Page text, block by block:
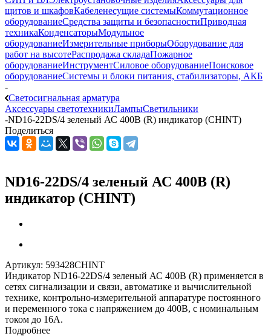
щитов и шкафовКабеленесущие системыКоммутационное
оборудованиеСредства защиты и безопасностиПриводная
техникаКонденсаторыМодульное
оборудованиеИзмерительные приборыОборудование для
работ на высотеРаспродажа складаПожарное
оборудованиеИнструментСиловое оборудованиеПоисковое
оборудованиеСистемы и блоки питания, стабилизаторы, АКБ
-
Светосигнальная арматура
Аксессуары светотехникиЛампыСветильники
-ND16-22DS/4 зеленый АС 400В (R) индикатор (CHINT)
Поделиться
ND16-22DS/4 зеленый АС 400В (R)
индикатор (CHINT)
Артикул: 593428CHINT
Индикатор ND16-22DS/4 зеленый АС 400В (R) применяется в
сетях сигнализации и связи, автоматике и вычислительной
технике, контрольно-измерительной аппаратуре постоянного
и переменного тока с напряжением до 400В, с номинальным
током до 16А.
Подробнее